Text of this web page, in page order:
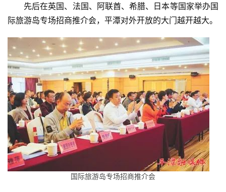
先后在英国、法国、阿联酋、希腊、日本等国家举办国
际旅游岛专场招商推介会，平潭对外开放的大门越开越大。
国际旅游岛专场招商推介会